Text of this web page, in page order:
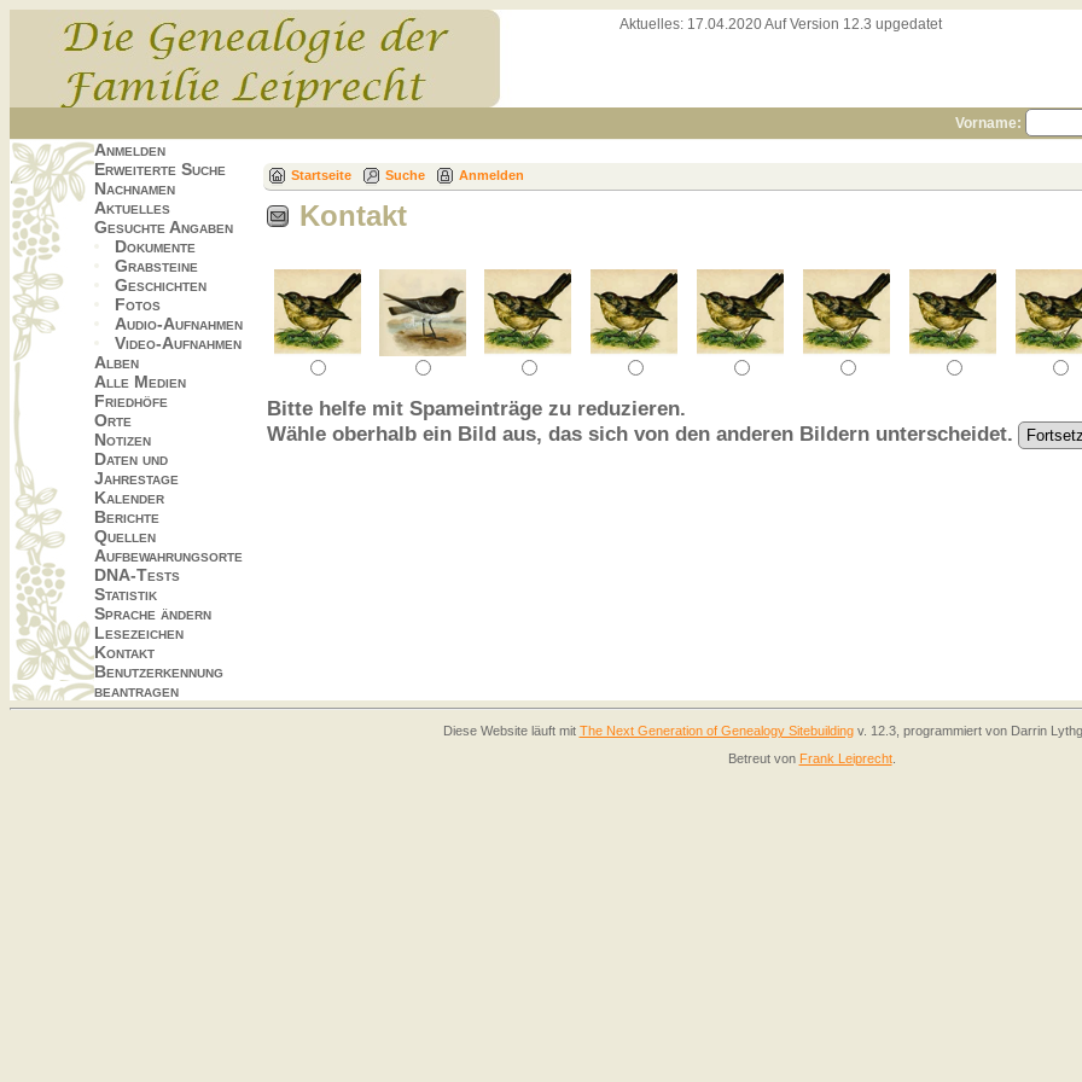
Aktuelles: 17.04.2020 Auf Version 12.3 upgedatet
Vorname:
Anmelden
Erweiterte Suche
Nachnamen
Aktuelles
Gesuchte Angaben
Dokumente
Grabsteine
Geschichten
Fotos
Audio-Aufnahmen
Video-Aufnahmen
Alben
Alle Medien
Friedhöfe
Orte
Notizen
Daten und
Jahrestage
Kalender
Berichte
Quellen
Aufbewahrungsorte
DNA-Tests
Statistik
Sprache ändern
Lesezeichen
Kontakt
Benutzerkennung
beantragen
Startseite Suche Anmelden
Kontakt
Bitte helfe mit Spameinträge zu reduzieren.
Wähle oberhalb ein Bild aus, das sich von den anderen Bildern unterscheidet.
Diese Website läuft mit The Next Generation of Genealogy Sitebuildingv. 12.3, programmiert von Darrin
Betreut von Frank Leiprecht.